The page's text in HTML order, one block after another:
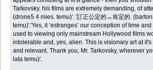
Tarkovsky. his films are extremely demanding, of
(drone5 4 mies. temu)'. '訂正公定的→肯定的.
temu)'. 'Yes, it ‘estranges’ our conception of time
used to viewing only mainstream Hollywood films
intolerable and, yes, alien. This is visionary art at
and relevant. Thank you, Mr. Tarkovsky, wherever
lata temu)'.